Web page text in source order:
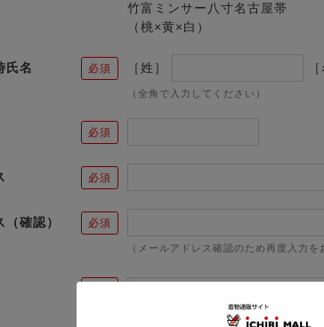
竹富ミンサー八寸名古屋帯
（桃×黄×白）
氏名 ［姓］
（全角で入力してください）
確認）
（メールアドレス確認のため再度入力を